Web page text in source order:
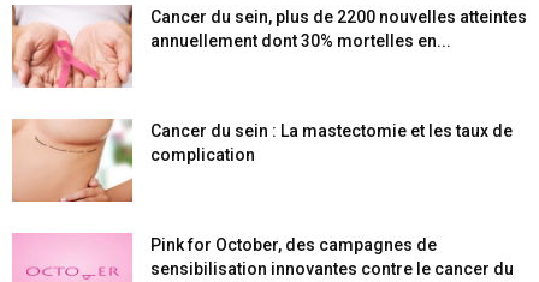
Cancer du sein, plus de 2200 nouvelles atteintes
annuellement dont 30% mortelles en...
Cancer du sein : La mastectomie et les taux de
complication
Pink for October, des campagnes de
sensibilisation innovantes contre le cancer du